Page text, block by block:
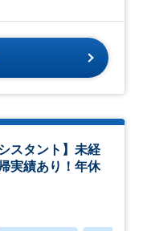
スタント】未経
実績あり！年休